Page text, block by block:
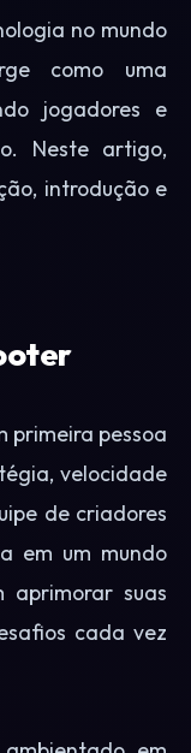
no mundo
como uma
jogadores e
Neste artigo,
introdução e
primeira pessoa
velocidade
de criadores
em um mundo
aprimorar suas
cada vez